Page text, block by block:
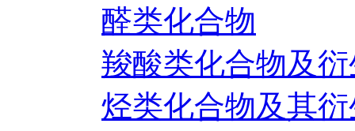
醛类化合物
羧酸类化合物及
烃类化合物及其